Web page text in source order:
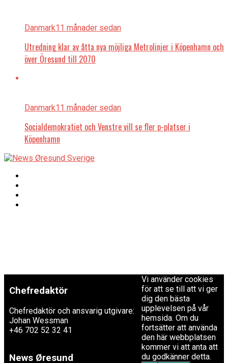
Danmark11 månader sedan
Utredning klar av åtta nya möjliga Metrolinjer i Köpenhamn och
över Öresund till 2070
Danmark11 månader sedan
Socialdemokratiet och Venstre vill se fler p-platser i
Köpenhamn
Chefredaktör
Chefredaktör och ansvarig utgivare:
Johan Wessman
+46 702 52 32 41
News Øresund
Vi använder cookies
för att se till att vi ger
dig den bästa
upplevelsen på vår
hemsida. Om du
fortsätter att använda
den här webbplatsen
kommer vi att anta att
du godkänner detta.